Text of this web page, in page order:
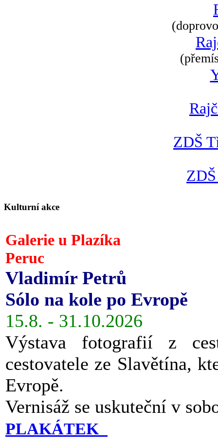
ZDŠ
Kulturní akce
Galerie u Plazíka
Peruc
Vladimír Petrů
Sólo na kole po Evropě
15.8. - 31.10.2026
Výstava fotografií z
cestovatele ze Slavětína,
Evropě.
Vernisáž se uskuteční v
PLAKÁTEK